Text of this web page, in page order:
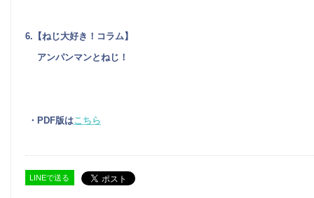
6.【ねじ大好き！コラム】
アンパンマンとねじ！
・PDF版はこちら
LINEで送る